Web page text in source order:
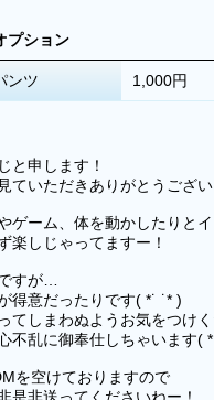
プション
ンツ 1,000円
と申します！
ていただきありがとうござ
ゲーム、体を動かしたりとイ
楽しじゃってますー！
すが…
得意だったりです( *˙ ˙* )
てしまわぬようお気をつけく
を空けておりますので
是非送ってくださいねー！